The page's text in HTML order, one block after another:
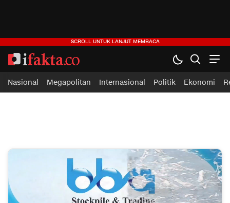
Nasional Megapolitan Internasional Politik Ekonomi